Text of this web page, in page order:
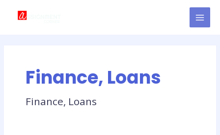
Finance, Loans
Finance, Loans